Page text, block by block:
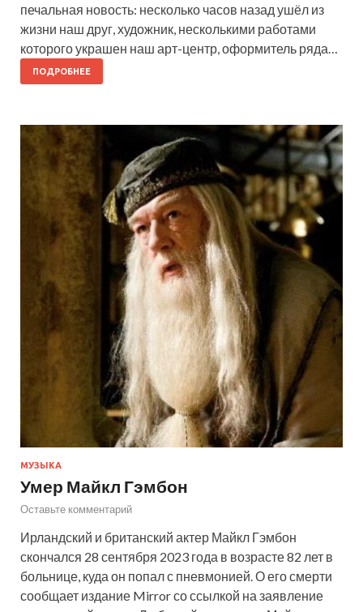
печальная новость: несколько часов назад ушёл из
жизни наш друг, художник, несколькими работами
которого украшен наш арт-центр, оформитель ряда…
ПОДРОБНЕЕ
МУЗЫКА
Умер Майкл Гэмбон
Оставьте комментарий
Ирландский и британский актер Майкл Гэмбон
скончался 28 сентября 2023 года в возрасте 82 лет в
больнице, куда он попал с пневмонией. О его смерти
сообщает издание Mirror со ссылкой на заявление